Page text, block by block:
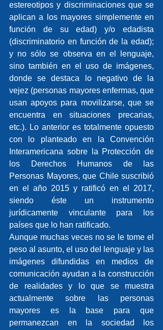
estereotipos y discriminaciones que se
aplican a los mayores simplemente en
función de su edad) y/o edadista
(discriminatorio en función de la edad);
y no sólo se observa en el lenguaje,
sino también en el uso de imágenes,
donde se destaca lo negativo de la
vejez (personas mayores enfermas, que
usan apoyos para movilizarse, que se
encuentra en situaciones precarias,
etc.). Lo anterior es totalmente opuesto
con lo planteado en la Convención
Interamericana sobre la Protección de
los Derechos Humanos de las
Personas Mayores, que Chile suscribió
en el año 2015 y ratificó en el 2017,
siendo éste un instrumento
jurídicamente vinculante para los
países que lo han ratificado.
Aunque muchas veces no se le tome el
peso al asunto, el uso del lenguaje y las
imágenes difundidas en medios de
comunicación ayudan a la construcción
de realidades y lo que se muestra
actualmente sobre las personas
mayores es la base para que
permanezcan en la sociedad los